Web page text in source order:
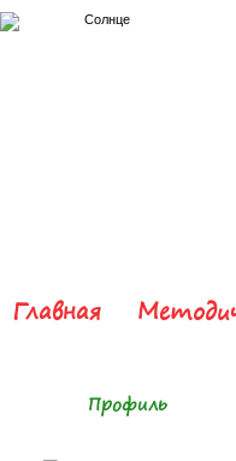
Главная
Профиль